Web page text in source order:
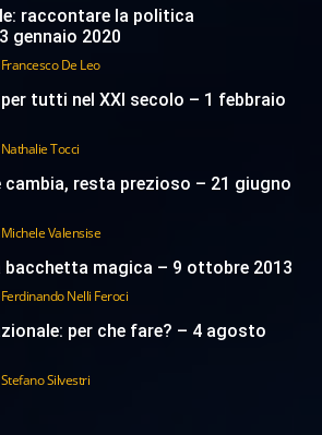
raccontare la politica
gennaio 2020
Francesco De Leo
tutti nel XXI secolo – 1 febbraio
Nathalie Tocci
cambia, resta prezioso – 21 giugno
Michele Valensise
bacchetta magica – 9 ottobre 2013
Ferdinando Nelli Feroci
per che fare? – 4 agosto
Stefano Silvestri